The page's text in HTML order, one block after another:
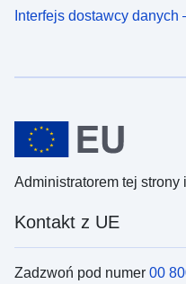
Interfejs dostawcy danych
Administratorem tej strony
Kontakt z UE
Zadzwoń pod numer 00